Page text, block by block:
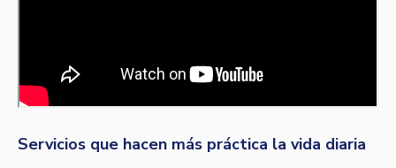
Servicios que hacen más práctica la vida diaria